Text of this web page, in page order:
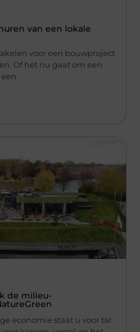
van een lokale
voor een bouwproject
Of het nu gaat om een
de milieu-
economie staat u voor tal